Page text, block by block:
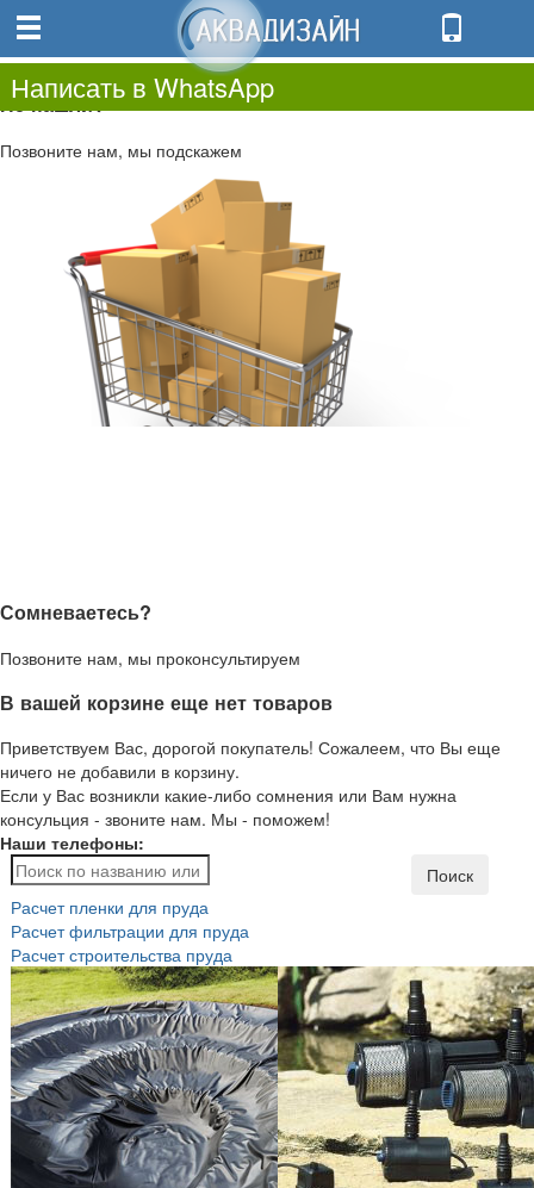
0.00
0
Не нашли?
Позвоните нам, мы подскажем
Сомневаетесь?
Позвоните нам, мы проконсультируем
В вашей корзине еще нет товаров
Приветствуем Вас, дорогой покупатель! Сожалеем, что Вы еще
ничего не добавили в корзину.
Если у Вас возникли какие-либо сомнения или Вам нужна
консульция - звоните нам. Мы - поможем!
Наши телефоны:
Написать в WhatsApp
Поиск
Расчет пленки для пруда
Расчет фильтрации для пруда
Расчет строительства пруда